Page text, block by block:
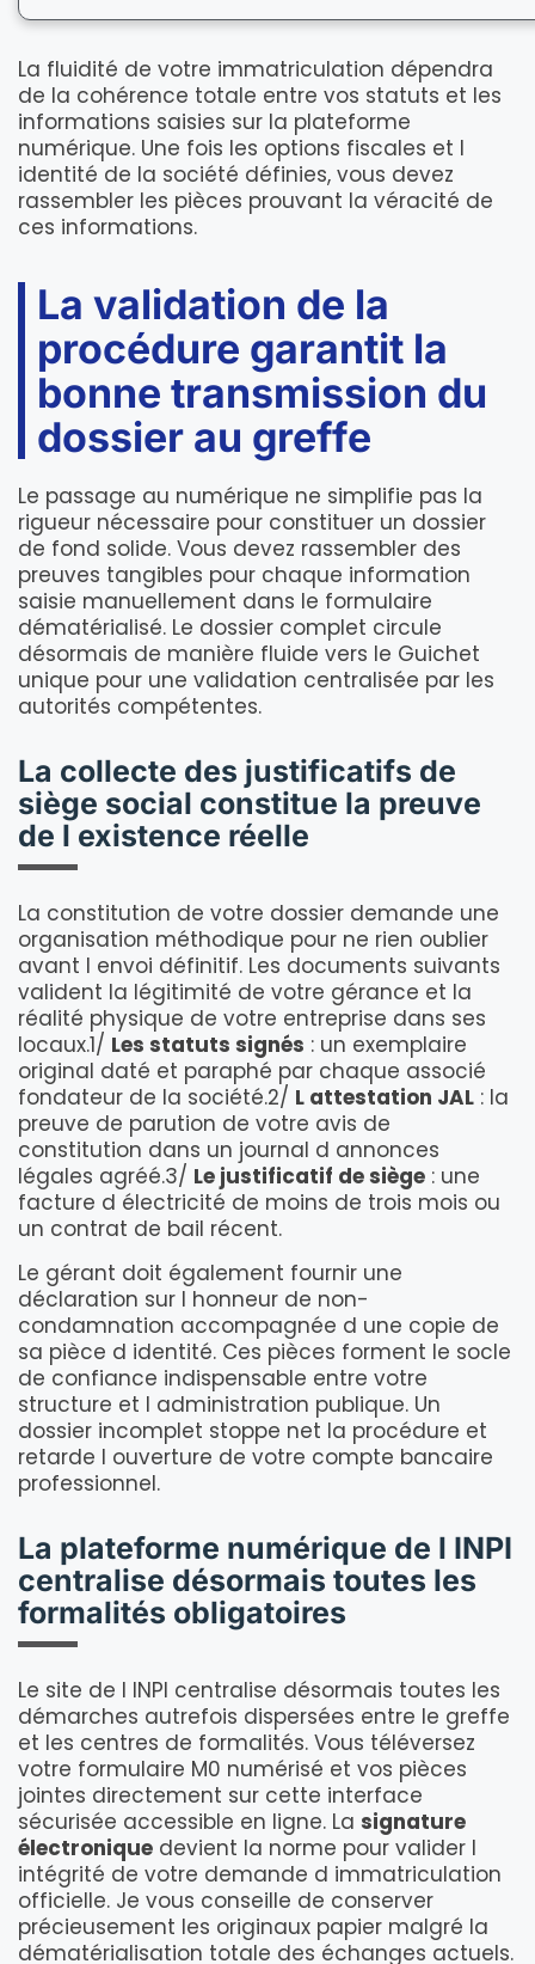
La fluidité de votre immatriculation dépendra
de la cohérence totale entre vos statuts et les
informations saisies sur la plateforme
numérique. Une fois les options fiscales et l
identité de la société définies, vous devez
rassembler les pièces prouvant la véracité de
ces informations.
La validation de la
procédure garantit la
bonne transmission du
dossier au greffe
Le passage au numérique ne simplifie pas la
rigueur nécessaire pour constituer un dossier
de fond solide. Vous devez rassembler des
preuves tangibles pour chaque information
saisie manuellement dans le formulaire
dématérialisé. Le dossier complet circule
désormais de manière fluide vers le Guichet
unique pour une validation centralisée par les
autorités compétentes.
La collecte des justificatifs de
siège social constitue la preuve
de l existence réelle
La constitution de votre dossier demande une
organisation méthodique pour ne rien oublier
avant l envoi définitif. Les documents suivants
valident la légitimité de votre gérance et la
réalité physique de votre entreprise dans ses
locaux.1/ Les statuts signés : un exemplaire
original daté et paraphé par chaque associé
fondateur de la société.2/ L attestation JAL : la
preuve de parution de votre avis de
constitution dans un journal d annonces
légales agréé.3/ Le justificatif de siège : une
facture d électricité de moins de trois mois ou
un contrat de bail récent.
Le gérant doit également fournir une
déclaration sur l honneur de non-
condamnation accompagnée d une copie de
sa pièce d identité. Ces pièces forment le socle
de confiance indispensable entre votre
structure et l administration publique. Un
dossier incomplet stoppe net la procédure et
retarde l ouverture de votre compte bancaire
professionnel.
La plateforme numérique de l INPI
centralise désormais toutes les
formalités obligatoires
Le site de l INPI centralise désormais toutes les
démarches autrefois dispersées entre le greffe
et les centres de formalités. Vous téléversez
votre formulaire M0 numérisé et vos pièces
jointes directement sur cette interface
sécurisée accessible en ligne. La signature
électronique devient la norme pour valider l
intégrité de votre demande d immatriculation
officielle. Je vous conseille de conserver
précieusement les originaux papier malgré la
dématérialisation totale des échanges actuels.